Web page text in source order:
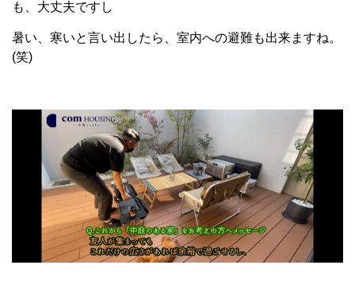
も、大丈夫ですし
暑い、寒いと言い出したら、室内への避難も出来ますね。
(笑)